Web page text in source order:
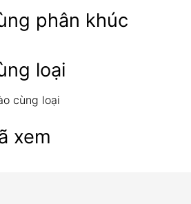
chuyển.
phân khúc
loại
cùng loại
xem